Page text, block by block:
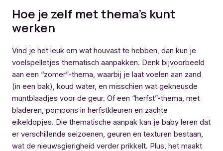
Hoe je zelf met thema’s kunt
werken
Vind je het leuk om wat houvast te hebben, dan kun je
voelspelletjes thematisch aanpakken. Denk bijvoorbeeld
aan een “zomer”-thema, waarbij je laat voelen aan zand
(in een bak), koud water, en misschien wat gekneusde
muntblaadjes voor de geur. Of een “herfst”-thema, met
bladeren, pompons in herfstkleuren en zachte
eikeldopjes. Die thematische aanpak kan je baby leren dat
er verschillende seizoenen, geuren en texturen bestaan,
wat de nieuwsgierigheid verder prikkelt. Plus, het maakt